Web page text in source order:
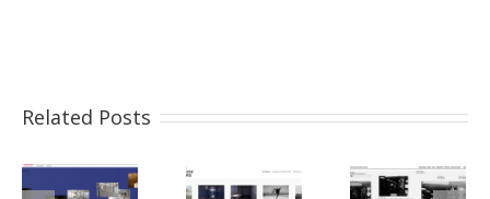
Related Posts